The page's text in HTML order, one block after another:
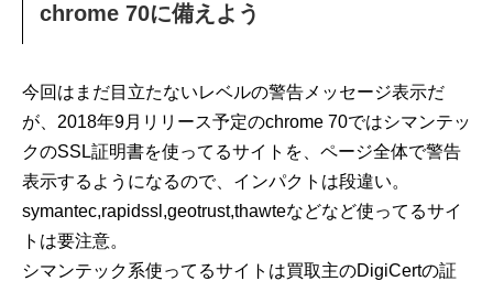
chrome 70に備えよう
今回はまだ目立たないレベルの警告メッセージ表示だ
が、2018年9月リリース予定のchrome 70ではシマンテッ
クのSSL証明書を使ってるサイトを、ページ全体で警告
表示するようになるので、インパクトは段違い。
symantec,rapidssl,geotrust,thawteなどなど使ってるサイ
トは要注意。
シマンテック系使ってるサイトは買取主のDigiCertの証